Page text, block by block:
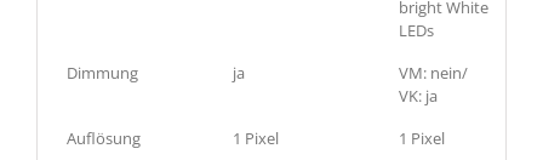
bright White
LEDs
Dimmung
ja
VM: nein/
VK: ja
Auflösung
1 Pixel
1 Pixel